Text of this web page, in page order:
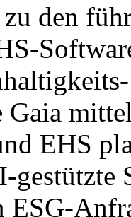
den
EHS
gestützte
ESG-